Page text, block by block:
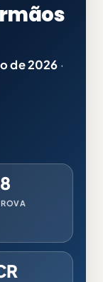
de 2026 ·